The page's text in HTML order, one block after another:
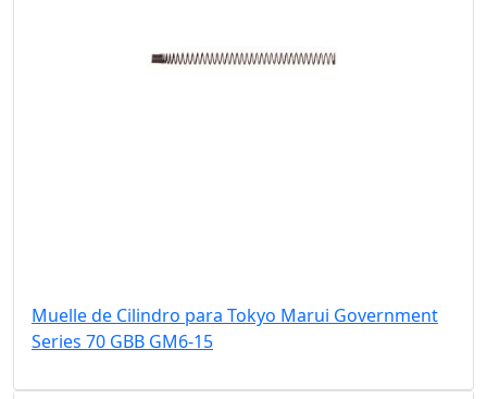
Muelle de Cilindro para Tokyo Marui Government
Series 70 GBB GM6-15